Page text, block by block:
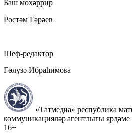
Баш мөхәррир
Рөстәм Гәрәев
Шеф-редактор
Гөлүзә Ибраһимова
«Татмедиа» республика
коммуникацияләр агентлыгы ярдәме
16+